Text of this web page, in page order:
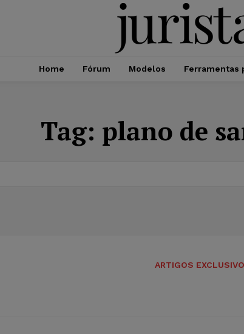
Home Fórum Modelos Ferramentas
Tag: plano de
ARTIGOS